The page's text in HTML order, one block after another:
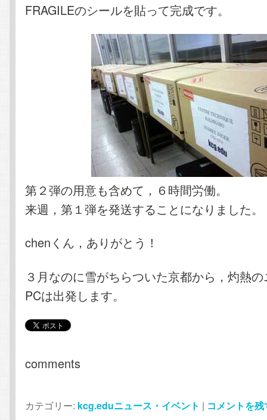
FRAGILEのシールを貼って完成です。
第２弾の用意も含めて，６時間労働。
来週，第１弾を発送することになりました。
chenくん，ありがとう！
３月なのに雪がちらついた京都から，灼熱
PCは出発します。
comments
カテゴリー: kcg.eduニュース・イベント | コメントを残